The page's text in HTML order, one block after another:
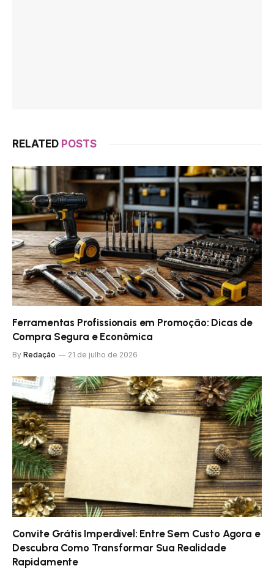
RELATED POSTS
Ferramentas Profissionais em Promoção: Dicas de
Compra Segura e Econômica
By Redação 21 de julho de 2026
Convite Grátis Imperdível: Entre Sem Custo Agora e
Descubra Como Transformar Sua Realidade
Rapidamente